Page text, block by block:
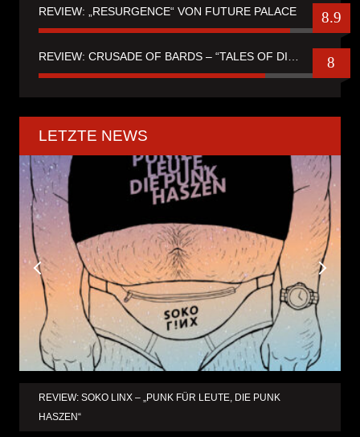
REVIEW: „RESURGENCE“ VON FUTURE PALACE 8.9
8
LETZTE NEWS
REVIEW: SOKO LINX – „PUNK FÜR LEUTE, DIE PUNK
HASZEN“